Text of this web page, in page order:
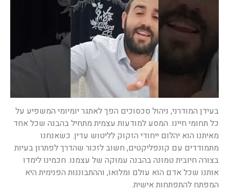
בעידן המודרני, ניהול סכסוכים הפך לאתגר יומיומי המשפיע על
כל תחומי חיינו. המסע למודעות עצמית מתחיל בהבנה שכל אחד
מאיתנו הוא יהלום ייחודי הזקוק לליטוש עדין. כשאנחנו
מתמודדים עם קונפליקטים, חשוב לזכור שהדרך לפתרון בעיות
בצורה חיובית טמונה בהבנה עמוקה של עצמנו. חכמינו לימדו
אותנו שכל אדם הוא עולם ומלואו, וההתבוננות הפנימית היא
המפתח להתפתחות אישית.